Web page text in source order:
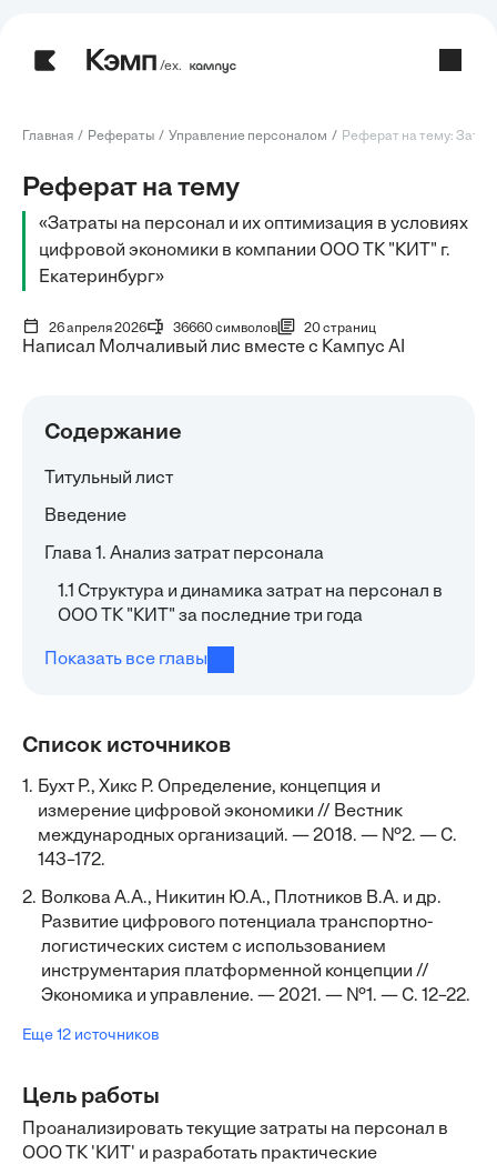
/ех.
Главная Рефераты Управление персоналом Реферат на тему:
Реферат на тему
«Затраты на персонал и их оптимизация в условиях
цифровой экономики в компании ООО ТК "КИТ" г.
Екатеринбург»
26 апреля 2026 36660 символов 20 страниц
Написал Молчаливый лис вместе с Кампус AI
Содержание
Титульный лист
Введение
Глава 1. Анализ затрат персонала
1.1 Структура и динамика затрат на персонал в
ООО ТК "КИТ" за последние три года
Показать все главы
Список источников
1. Бухт Р., Хикс Р. Определение, концепция и
измерение цифровой экономики // Вестник
международных организаций. — 2018. — №2. — С.
143–172.
2. Волкова А.А., Никитин Ю.А., Плотников В.А. и др.
Развитие цифрового потенциала транспортно-
логистических систем с использованием
инструментария платформенной концепции //
Экономика и управление. — 2021. — №1. — С. 12–22.
Еще 12 источников
Цель работы
Проанализировать текущие затраты на персонал в
ООО ТК 'КИТ' и разработать практические